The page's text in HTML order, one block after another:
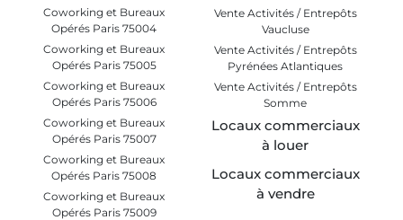
Coworking et Bureaux
Opérés Paris 75004
Coworking et Bureaux
Opérés Paris 75005
Coworking et Bureaux
Opérés Paris 75006
Coworking et Bureaux
Opérés Paris 75007
Coworking et Bureaux
Opérés Paris 75008
Coworking et Bureaux
Opérés Paris 75009
Vente Activités / Entrepôts
Vaucluse
Vente Activités / Entrepôts
Pyrénées Atlantiques
Vente Activités / Entrepôts
Somme
Locaux commerciaux
à louer
Locaux commerciaux
à vendre